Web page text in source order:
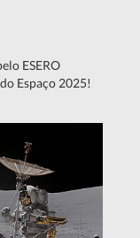
ESERO
Espaço 2025!